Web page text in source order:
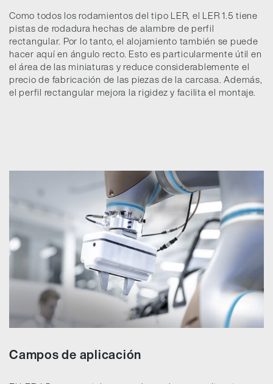
Como todos los rodamientos del tipo LER, el LER 1.5 tiene
pistas de rodadura hechas de alambre de perfil
rectangular. Por lo tanto, el alojamiento también se puede
hacer aquí en ángulo recto. Esto es particularmente útil en
el área de las miniaturas y reduce considerablemente el
precio de fabricación de las piezas de la carcasa. Además,
el perfil rectangular mejora la rigidez y facilita el montaje.
Campos de aplicación